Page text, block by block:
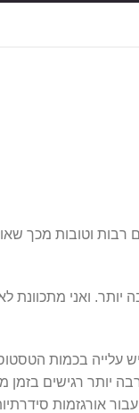
וטובות מכך
ואני מתכוונת
עלייה בכמות
יותר רגישים בזמן
אורגזמות